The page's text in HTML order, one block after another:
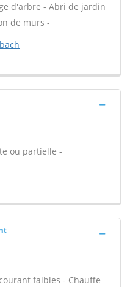
d'arbre - Abri de jardin
de murs -
ou partielle -
faibles - Chauffe